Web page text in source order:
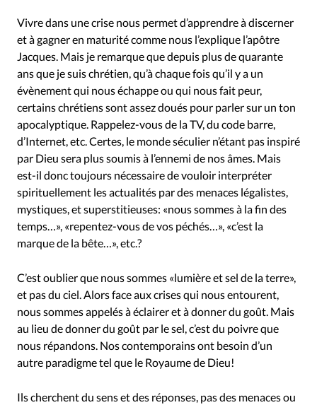
Société
Tour du monde des Eglises
Trait d'Ixène
Vécu
Vie Intérieure
Vivre dans une crise nous permet d’apprendre à discerner
et à gagner en maturité comme nous l’explique l’apôtre
Jacques. Mais je remarque que depuis plus de quarante
ans que je suis chrétien, qu’à chaque fois qu’il y a un
évènement qui nous échappe ou qui nous fait peur,
certains chrétiens sont assez doués pour parler sur un ton
apocalyptique. Rappelez-vous de la TV, du code barre,
d’Internet, etc. Certes, le monde séculier n’étant pas inspiré
par Dieu sera plus soumis à l’ennemi de nos âmes. Mais
est-il donc toujours nécessaire de vouloir interpréter
spirituellement les actualités par des menaces légalistes,
mystiques, et superstitieuses: «nous sommes à la fin des
temps…», «repentez-vous de vos péchés…», «c’est la
marque de la bête…», etc.?
C’est oublier que nous sommes «lumière et sel de la terre»,
et pas du ciel. Alors face aux crises qui nous entourent,
nous sommes appelés à éclairer et à donner du goût. Mais
au lieu de donner du goût par le sel, c’est du poivre que
nous répandons. Nos contemporains ont besoin d’un
autre paradigme tel que le Royaume de Dieu!
Ils cherchent du sens et des réponses, pas des menaces ou